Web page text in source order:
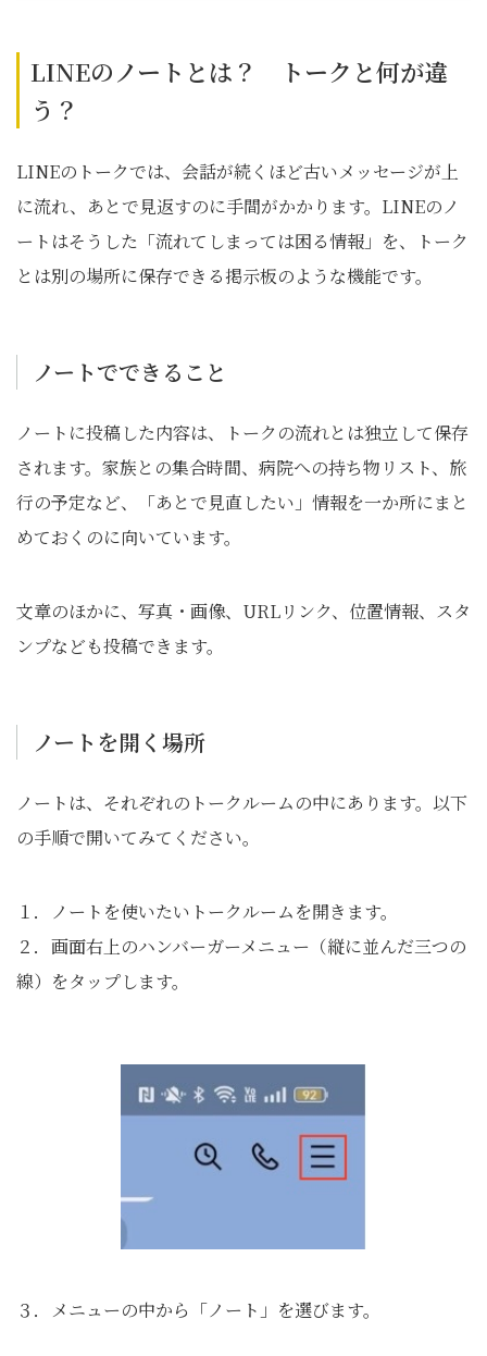
LINEのノートとは？ トークと何が違
う？
LINEのトークでは、会話が続くほど古いメッセージが上
に流れ、あとで見返すのに手間がかかります。LINEのノ
ートはそうした「流れてしまっては困る情報」を、トーク
とは別の場所に保存できる掲示板のような機能です。
ノートでできること
ノートに投稿した内容は、トークの流れとは独立して保存
されます。家族との集合時間、病院への持ち物リスト、旅
行の予定など、「あとで見直したい」情報を一か所にまと
めておくのに向いています。
文章のほかに、写真・画像、URLリンク、位置情報、スタ
ンプなども投稿できます。
ノートを開く場所
ノートは、それぞれのトークルームの中にあります。以下
の手順で開いてみてください。
１．ノートを使いたいトークルームを開きます。
２．画面右上のハンバーガーメニュー（縦に並んだ三つの
線）をタップします。
３．メニューの中から「ノート」を選びます。